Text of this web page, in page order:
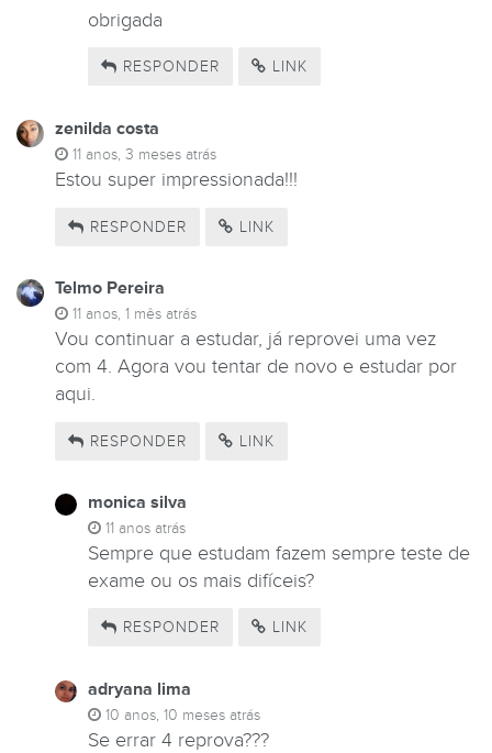
obrigada
RESPONDER LINK
zenilda costa
11 anos, 3 meses atrás
Estou super impressionada!!!
RESPONDER LINK
Telmo Pereira
11 anos, 1 mês atrás
Vou continuar a estudar, já reprovei uma vez
com 4. Agora vou tentar de novo e estudar por
aqui.
RESPONDER LINK
monica silva
11 anos atrás
Sempre que estudam fazem sempre teste de
exame ou os mais difíceis?
RESPONDER LINK
adryana lima
10 anos, 10 meses atrás
Se errar 4 reprova???